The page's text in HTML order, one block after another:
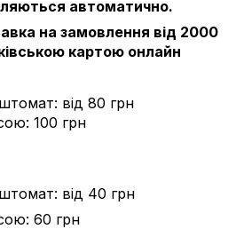
автоматично.
на замовлення від 2000
картою онлайн
від 80 грн
100 грн
від 40 грн
60 грн